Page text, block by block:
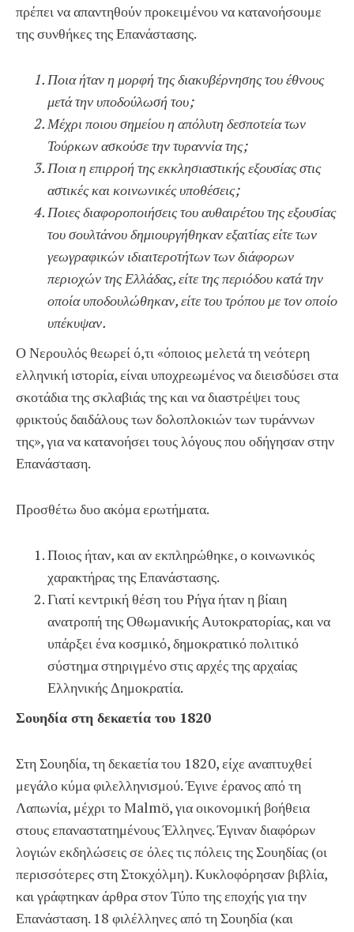
πρέπει να απαντηθούν προκειμένου να κατανοήσουμε
της συνθήκες της Επανάστασης.
Ποια ήταν η μορφή της διακυβέρνησης του έθνους
μετά την υποδούλωσή του;
Μέχρι ποιου σημείου η απόλυτη δεσποτεία των
Τούρκων ασκούσε την τυραννία της;
Ποια η επιρροή της εκκλησιαστικής εξουσίας στις
αστικές και κοινωνικές υποθέσεις;
Ποιες διαφοροποιήσεις του αυθαιρέτου της εξουσίας
του σουλτάνου δημιουργήθηκαν εξαιτίας είτε των
γεωγραφικών ιδιαιτεροτήτων των διάφορων
περιοχών της Ελλάδας, είτε της περιόδου κατά την
οποία υποδουλώθηκαν, είτε του τρόπου με τον οποίο
υπέκυψαν.
Ο Νερουλός θεωρεί ό,τι «όποιος μελετά τη νεότερη
ελληνική ιστορία, είναι υποχρεωμένος να διεισδύσει στα
σκοτάδια της σκλαβιάς της και να διαστρέψει τους
φρικτούς δαιδάλους των δολοπλοκιών των τυράννων
της», για να κατανοήσει τους λόγους που οδήγησαν στην
Επανάσταση.
Προσθέτω δυο ακόμα ερωτήματα.
Ποιος ήταν, και αν εκπληρώθηκε, ο κοινωνικός
χαρακτήρας της Επανάστασης.
Γιατί κεντρική θέση του Ρήγα ήταν η βίαιη
ανατροπή της Οθωμανικής Αυτοκρατορίας, και να
υπάρξει ένα κοσμικό, δημοκρατικό πολιτικό
σύστημα στηριγμένο στις αρχές της αρχαίας
Ελληνικής Δημοκρατία.
Σουηδία στη δεκαετία του 1820
Στη Σουηδία, τη δεκαετία του 1820, είχε αναπτυχθεί
μεγάλο κύμα φιλελληνισμού. Έγινε έρανος από τη
Λαπωνία, μέχρι το Malmö, για οικονομική βοήθεια
στους επαναστατημένους Έλληνες. Έγιναν διαφόρων
λογιών εκδηλώσεις σε όλες τις πόλεις της Σουηδίας (οι
περισσότερες στη Στοκχόλμη). Κυκλοφόρησαν βιβλία,
και γράφτηκαν άρθρα στον Τύπο της εποχής για την
Επανάσταση. 18 φιλέλληνες από τη Σουηδία (και